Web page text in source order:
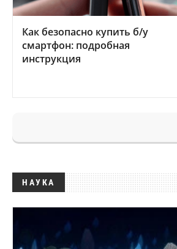
Как безопасно купить б/у
смартфон: подробная
инструкция
НАУКА